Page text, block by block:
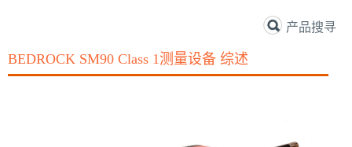
产品搜寻
BEDROCK SM90 Class 1测量设备 综述